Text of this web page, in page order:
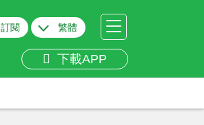
訂閱 繁體
下載APP